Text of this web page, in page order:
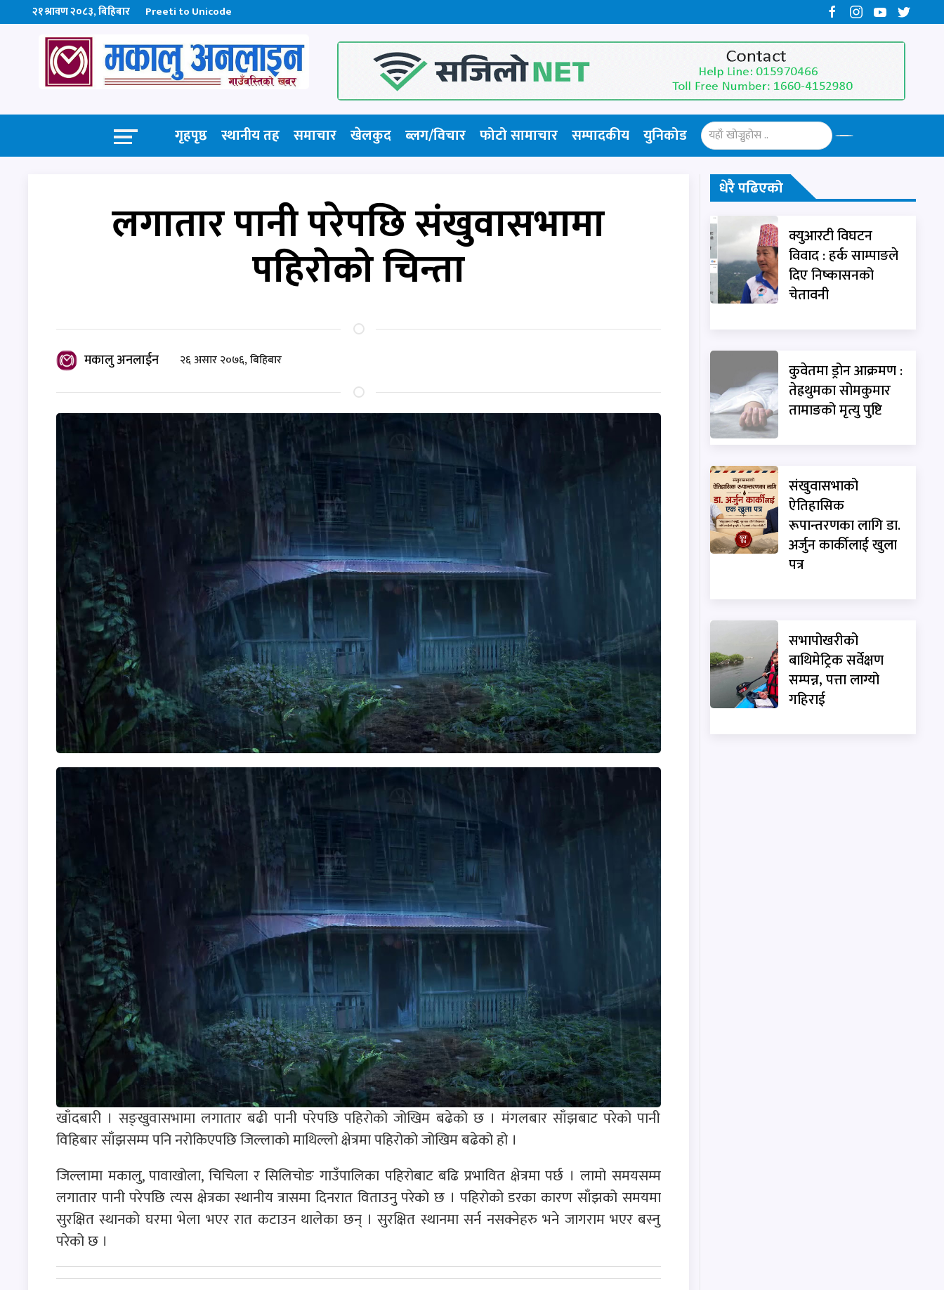
२१ श्रावण २०८३, बिहिबार Preeti to Unicode
गृहपृष्ठ स्थानीय तह समाचार खेलकुद ब्लग/विचार फोटो सामाचार​ सम्पादकीय युनिकोड
लगातार पानी परेपछि संखुवासभामा
पहिरोको चिन्ता
मकालु अनलाईन २६ असार २०७६, बिहिबार
खाँदबारी । सङ्खुवासभामा लगातार बढी पानी परेपछि पहिरोको जोखिम बढेको छ । मंगलबार साँझबाट परेको पानी
विहिबार साँझसम्म पनि नरोकिएपछि जिल्लाको माथिल्लो क्षेत्रमा पहिरोको जोखिम बढेको हो ।
जिल्लामा मकालु, पावाखोला, चिचिला र सिलिचोङ गाउँपालिका पहिरोबाट बढि प्रभावित क्षेत्रमा पर्छ । लामो समयसम्म
लगातार पानी परेपछि त्यस क्षेत्रका स्थानीय त्रासमा दिनरात विताउनु परेको छ । पहिरोको डरका कारण साँझको समयमा
सुरक्षित स्थानको घरमा भेला भएर रात कटाउन थालेका छन् । सुरक्षित स्थानमा सर्न नसक्नेहरु भने जागराम भएर बस्नु
परेको छ ।
धेरै पढिएको
क्युआरटी विघटन
विवाद : हर्क साम्पाङले
दिए निष्कासनको
चेतावनी
कुवेतमा ड्रोन आक्रमण :
तेह्रथुमका सोमकुमार
तामाङको मृत्यु पुष्टि
संखुवासभाको
ऐतिहासिक
रूपान्तरणका लागि डा.
अर्जुन कार्कीलाई खुला
पत्र
सभापोखरीको
बाथिमेट्रिक सर्वेक्षण
सम्पन्न, पत्ता लाग्यो
गहिराई